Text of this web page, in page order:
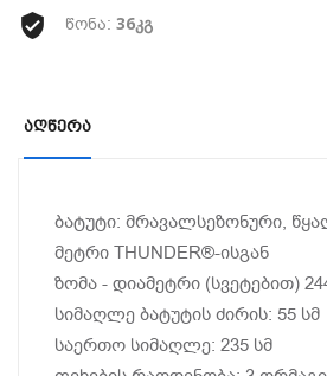
წონა: 36კგ
Აღწერა
ბატუტი: მრავალსეზონური,
მეტრი THUNDER®️-ისგან
ზომა - დიამეტრი (სვეტებით)
სიმაღლე ბატუტის ძირის: 55 სმ
საერთო სიმაღლე: 235 სმ